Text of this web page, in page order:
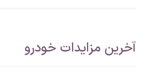
آخرین مزایدات خودرو